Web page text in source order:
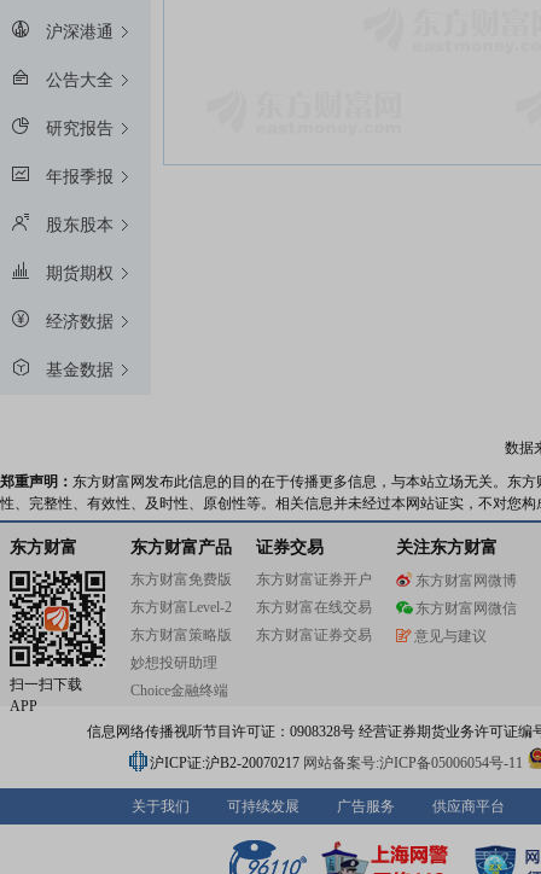
沪深港通
公告大全
研究报告
年报季报
股东股本
期货期权
经济数据
基金数据
数据
郑重声明： 东方财富网发布此信息的目的在于传播更多信息，与本站立场无关。东
性、完整性、有效性、及时性、原创性等。相关信息并未经过本网站证实，不对您
东方财富
扫一扫下载
APP
东方财富产品
东方财富免费版
东方财富Level-2
东方财富策略版
妙想投研助理
Choice金融终端
证券交易
东方财富证券开户
东方财富在线交易
东方财富证券交易
关注东方财富
东方财富网微博
东方财富网微信
意见与建议
信息网络传播视听节目许可证：0908328号 经营证券期货业务许可证编
沪ICP证:沪B2-20070217 网站备案号:沪ICP备05006054号-11
关于我们 可持续发展 广告服务 供应商平台